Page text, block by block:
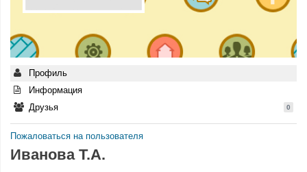
Профиль
Информация
Друзья
0
Пожаловаться на пользователя
Иванова Т.А.